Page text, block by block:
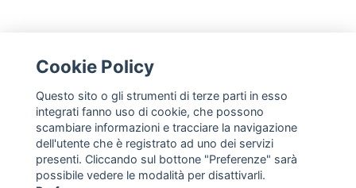
NEWSLETTER
invia
SEGUICI
Cookie Policy
Questo sito o gli strumenti di terze parti in esso
integrati fanno uso di cookie, che possono
scambiare informazioni e tracciare la navigazione
dell'utente che è registrato ad uno dei servizi
presenti. Cliccando sul bottone "Preferenze" sarà
possibile vedere le modalità per disattivarli.